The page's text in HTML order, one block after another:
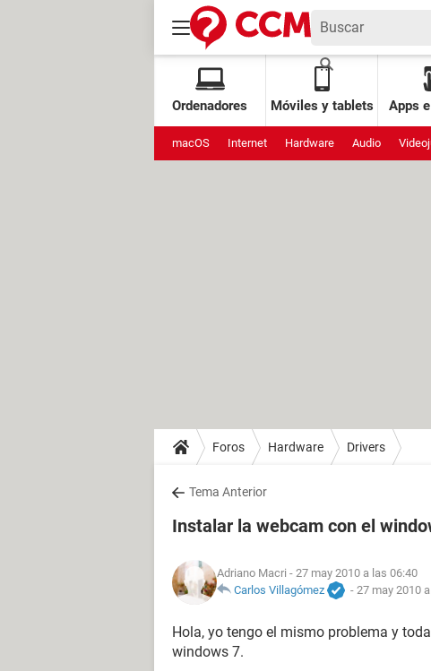
Ordenadores Móviles y tablets Apps
macOS Internet Hardware Audio
Foros Hardware Drivers
Tema Anterior
Instalar la webcam con el
Adriano Macri - 27 may 2010 a las 06:40
Carlos Villagómez
- 27 may 2010
Hola, yo tengo el mismo problema y
windows 7.